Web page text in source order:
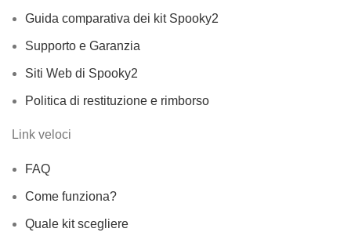
Guida comparativa dei kit Spooky2
Supporto e Garanzia
Siti Web di Spooky2
Politica di restituzione e rimborso
Link veloci
FAQ
Come funziona?
Quale kit scegliere